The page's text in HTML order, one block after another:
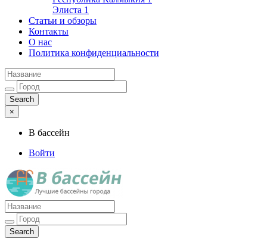
Элиста 1
Статьи и обзоры
Контакты
О нас
Политика конфиденциальности
×
В бассейн
Войти
Лучшие бассейны города